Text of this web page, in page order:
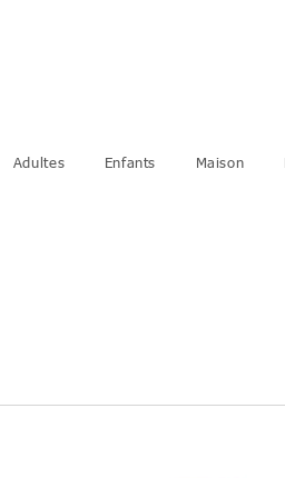
Adultes Enfants Maison